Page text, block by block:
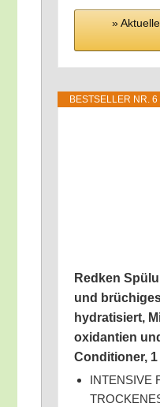
»
BEST­SEL­LER NR. 6
Red­ken
und
hydra­ti­siert,
oxi­dan­ti­en
Con­di­tio­ner, 1
INTENSIVE